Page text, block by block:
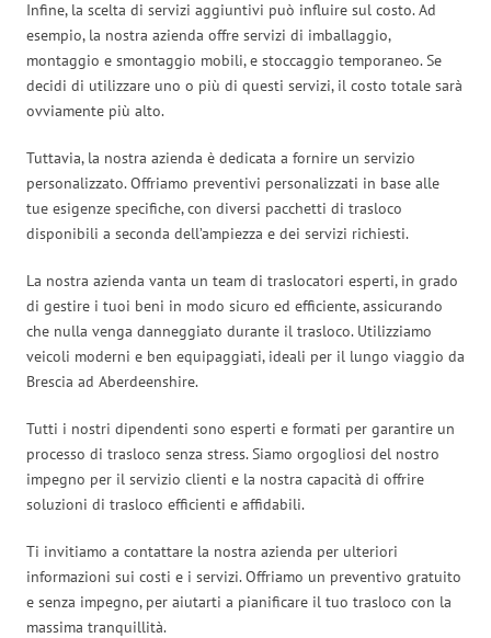
Infine, la scelta di servizi aggiuntivi può influire sul costo. Ad
esempio, la nostra azienda offre servizi di imballaggio,
montaggio e smontaggio mobili, e stoccaggio temporaneo. Se
decidi di utilizzare uno o più di questi servizi, il costo totale sarà
ovviamente più alto.
Tuttavia, la nostra azienda è dedicata a fornire un servizio
personalizzato. Offriamo preventivi personalizzati in base alle
tue esigenze specifiche, con diversi pacchetti di trasloco
disponibili a seconda dell’ampiezza e dei servizi richiesti.
La nostra azienda vanta un team di traslocatori esperti, in grado
di gestire i tuoi beni in modo sicuro ed efficiente, assicurando
che nulla venga danneggiato durante il trasloco. Utilizziamo
veicoli moderni e ben equipaggiati, ideali per il lungo viaggio da
Brescia ad Aberdeenshire.
Tutti i nostri dipendenti sono esperti e formati per garantire un
processo di trasloco senza stress. Siamo orgogliosi del nostro
impegno per il servizio clienti e la nostra capacità di offrire
soluzioni di trasloco efficienti e affidabili.
Ti invitiamo a contattare la nostra azienda per ulteriori
informazioni sui costi e i servizi. Offriamo un preventivo gratuito
e senza impegno, per aiutarti a pianificare il tuo trasloco con la
massima tranquillità.